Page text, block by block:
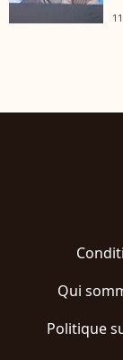
Qui
Politique